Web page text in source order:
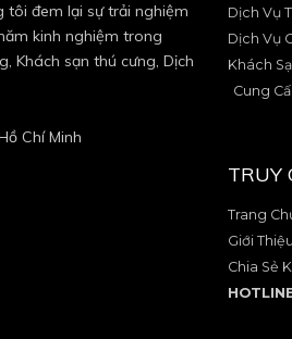
đem lại sự trải nghiệm
kinh nghiệm trong
Khách sạn thú cưng, Dịch
Chí Minh
Dịch Vụ
Dịch Vụ
Khách
Cung
TRUY
Trang
Giới
Chia Sẻ